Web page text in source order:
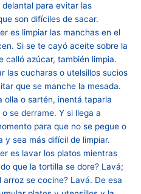
para evitar las
son difíciles de sacar.
es limpiar las manchas en el
Si se te cayó aceite sobre la
calló azúcar, también limpia.
las cucharas o utelsillos sucios
que se manche la mesada.
olla o sartén, inentá taparla
se derrame. Y si llega a
para que no se pegue o
y sea más difícil de limpiar.
es lavar los platos mientras
que la tortilla se dore? Lavá;
arroz se cocine? Lavá. De esa